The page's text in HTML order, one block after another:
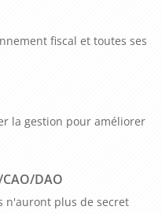
fiscal et toutes ses
la gestion pour améliorer
DAO
n'auront plus de secret